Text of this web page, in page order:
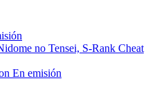
no Tensei, S-Rank Cheat
En emisión